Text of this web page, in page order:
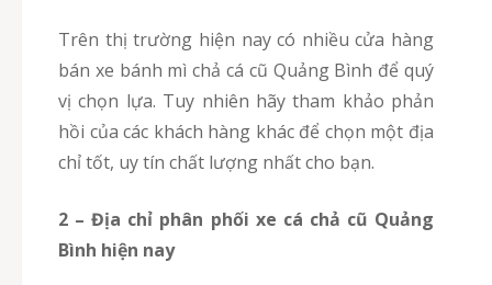
Trên thị trường hiện nay có nhiều cửa hàng
bán xe bánh mì chả cá cũ Quảng Bình để quý
vị chọn lựa. Tuy nhiên hãy tham khảo phản
hồi của các khách hàng khác để chọn một địa
chỉ tốt, uy tín chất lượng nhất cho bạn.
2 – Địa chỉ phân phối xe cá chả cũ Quảng
Bình hiện nay